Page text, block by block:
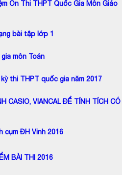
Ôn Thi THPT Quốc Gia Môn Giáo
bài tập lớp 1
môn Toán
thi THPT quốc gia năm 2017
CASIO, VIANCAL ĐỂ TÍNH TÍCH CÓ
cụm ĐH Vinh 2016
BÀI THI 2016